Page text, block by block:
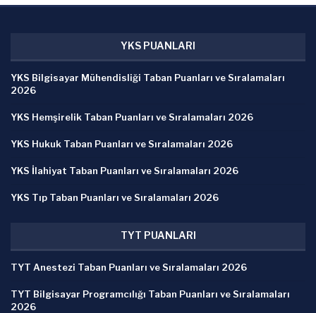
YKS PUANLARI
YKS Bilgisayar Mühendisliği Taban Puanları ve Sıralamaları
2026
YKS Hemşirelik Taban Puanları ve Sıralamaları 2026
YKS Hukuk Taban Puanları ve Sıralamaları 2026
YKS İlahiyat Taban Puanları ve Sıralamaları 2026
YKS Tıp Taban Puanları ve Sıralamaları 2026
TYT PUANLARI
TYT Anestezi Taban Puanları ve Sıralamaları 2026
TYT Bilgisayar Programcılığı Taban Puanları ve Sıralamaları
2026